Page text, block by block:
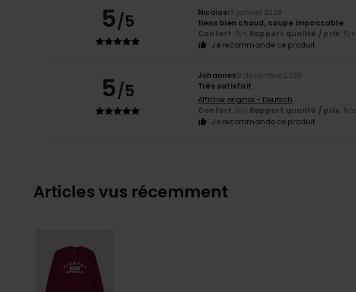
5/5 Nicolas16 janvier 2026
tiens bien chaud, coupe impaccable
Confort: 5/5 Rapport qualité / prix: 5/5
Je recommande ce produit
5/5
Johannes9 décembre 2025
Très satisfait
Afficher original - Deutsch
Confort: 5/5 Rapport qualité / prix: 5/5
Je recommande ce produit
Articles vus récemment